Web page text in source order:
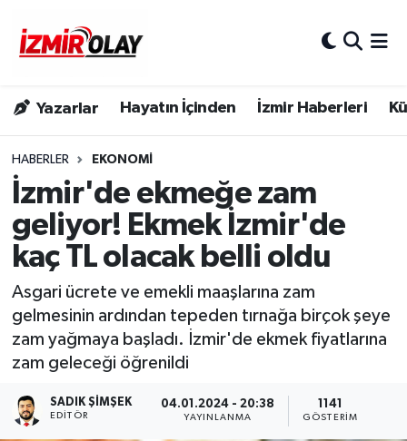
Yazarlar Hayatın İçinden İzmir Haberleri
HABERLER EKONOMI
İzmir'de ekmeğe zam
geliyor! Ekmek İzmir'de
kaç TL olacak belli oldu
Asgari ücrete ve emekli maaşlarına zam
gelmesinin ardından tepeden tırnağa birçok şeye
zam yağmaya başladı. İzmir'de ekmek fiyatlarına
zam geleceği öğrenildi
SADIK ŞIMŞEK
EDITÖR
04.01.2024 - 20:38
YAYINLANMA
1141
GÖSTERIM
Konak Trafik Yoğunluk Haritası
Süper Lig Puan Durumu ve Fikstür
Tüm Manşetler
Son Dakika Haberleri
Haber Arşivi